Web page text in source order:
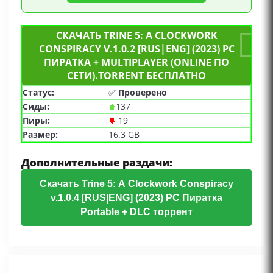
СКАЧАТЬ TRINE 5: A CLOCKWORK
CONSPIRACY V.1.0.2 [RUS|ENG] (2023) PC
ПИРАТКА + MULTIPLAYER (ONLINE ПО
СЕТИ).TORRENT БЕСПЛАТНО
Статус: ✅ Проверено
Сиды:
137
Пиры:
19
Размер:
16.3 GB
Дополнительные раздачи:
Скачать Trine 5: A Clockwork Conspiracy
v.1.0.4 [RUS|ENG] (2023) PC Пиратка
Portable + DLC торрент